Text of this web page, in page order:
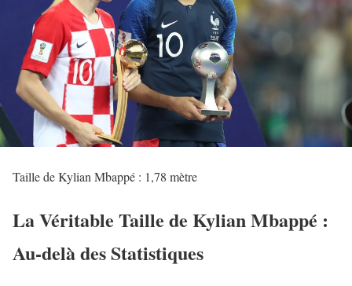
Taille de Kylian Mbappé : 1,78 mètre
La Véritable Taille de Kylian Mbappé :
Au-delà des Statistiques